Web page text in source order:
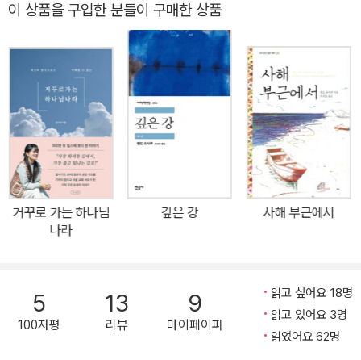
상을 수상했다. 1996년 타계하기 전까지 여러 차례 노벨문학상 후보
에 올랐으며, 종교소설과 통속소설의 차이를 무너뜨린 20세기 문학
의 거장이자 일본의 국민작가로 평가받고 있다. 대표작으로는 《침
묵》, 《예수의 생애》,《내가 버린 여자》, 《깊은 강》, 《사해 부근에서》,
《바다와 독약》, 《그리스도의 탄생》 등 다수가 있으며 1996년 9월 2
9일 서거. 東京 府中市 가톨릭 묘지에 잠들어 있다.
인물들의 시련, 일본 문화와 지극히 서양적인 종교 양식의 미묘한 대
립 등을 눈여겨볼 만하다. 포르투갈인 예수회 선교사 세바스티안 로
드리고가 일본에 파견된 자기 스승이 배교했다는 소식을 듣고 박해
시기의 일본에 들어가 숨어서 선교활동을 하다가 체포되어 배교하기
까지의 고뇌와 고통을 그리고 있다. 영어ㆍ독일어ㆍ프랑스어 등 세계
여러 나라 언어로 번역 출간되었다. 새벽의 희미한 빛, 빛은 노출된 신
부의 가느다란 목과 쇄골이 드러난 어깨에 비쳤다. 신부는 두 손으로
성화를 들어올려 얼굴에 갖다 댔다. 수많은 사람들의 발에 짓밟힌 그
얼굴에 자기 얼굴을 대고 싶었다. 목판 속 그분은 수많은 사람들에게
짓밟힌 까닭에 마멸되고 오그라든 채 신부를 슬픈 눈으로 바라보고
이 세상에 태어나, 너희들의 아픔을 나누어 갖기 위해 십자가를 짊어
졌다. - 본문 중에서
이 상품을 구입한 분들이 구매한 상품
거꾸로 가는 하나님
나라
깊은 강 사해 부근에서
5
100자평
13
리뷰
9
마이페이퍼
읽고 싶어요 18명
읽고 있어요 3명
읽었어요 62명